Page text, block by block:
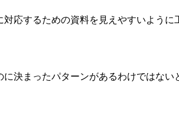
応するための資料を見えやすいよう
決まったパターンがあるわけではな